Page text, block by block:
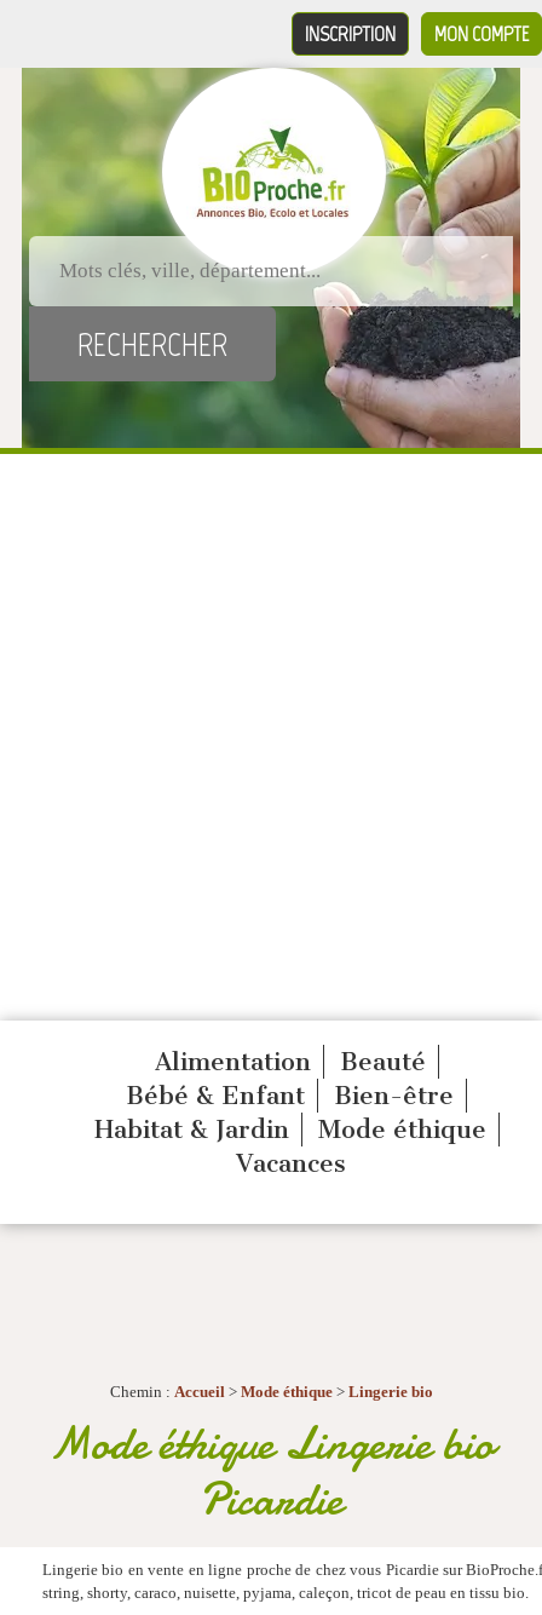
MON COMPTE
INSCRIPTION
Alimentation
Beauté
Bébé & Enfant
Bien-être
Habitat & Jardin
Mode éthique
Vacances
Chemin : Accueil> Mode éthique> Lingerie bio
Mode éthique Lingerie bio
Picardie
Lingerie bio en vente en ligne proche de chez vous Picardie sur
string, shorty, caraco, nuisette, pyjama, caleçon, tricot de peau en tissu bio.